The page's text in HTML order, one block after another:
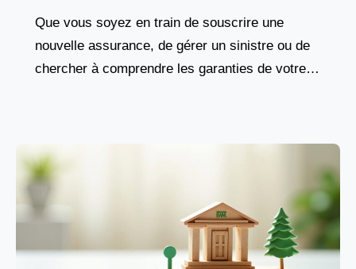
Que vous soyez en train de souscrire une
nouvelle assurance, de gérer un sinistre ou de
chercher à comprendre les garanties de votre